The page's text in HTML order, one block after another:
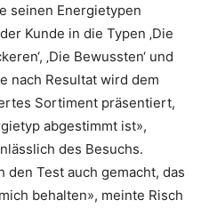
seinen Energietypen
Kunde in die Typen ‚Die
‚Die Bewussten‘ und
nach Resultat wird dem
Sortiment präsentiert,
abgestimmt ist»,
des Besuchs.
den Test auch gemacht, das
behalten», meinte Risch